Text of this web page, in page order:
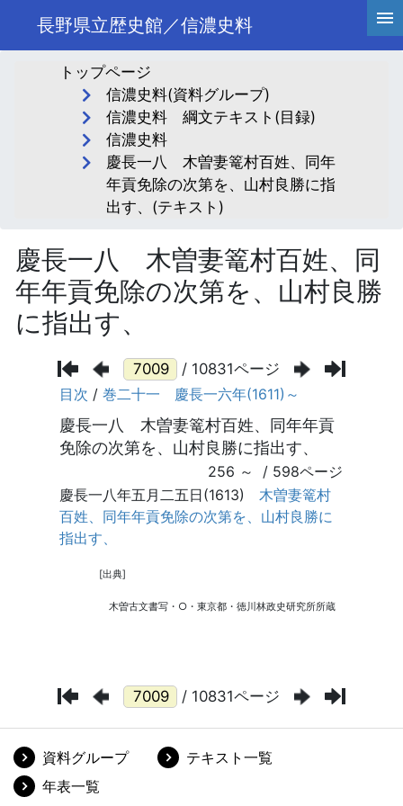
長野県立歴史館／信濃史料
トップページ
信濃史料(資料グループ)
信濃史料 綱文テキスト(目録)
信濃史料
慶長一八 木曽妻篭村百姓、同年
年貢免除の次第を、山村良勝に指
出す、(テキスト)
慶長一八 木曽妻篭村百姓、同
年年貢免除の次第を、山村良勝
に指出す、
/ 10831ページ
/ 10831ページ
資料グループ
テキスト一覧
年表一覧